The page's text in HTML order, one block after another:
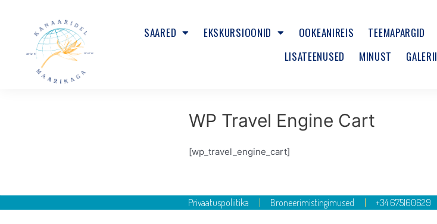
SAARED EKSKURSIOONID OOKEANIREIS TEEMAPARGID
LISATEENUSED
MINUST GALERII
WP Travel Engine Cart
[wp_travel_engine_cart]
Privaatuspoliitika Broneerimistingimused +34 675160629